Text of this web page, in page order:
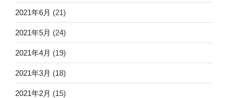
2021年6月 (21)
2021年5月 (24)
2021年4月 (19)
2021年3月 (18)
2021年2月 (15)